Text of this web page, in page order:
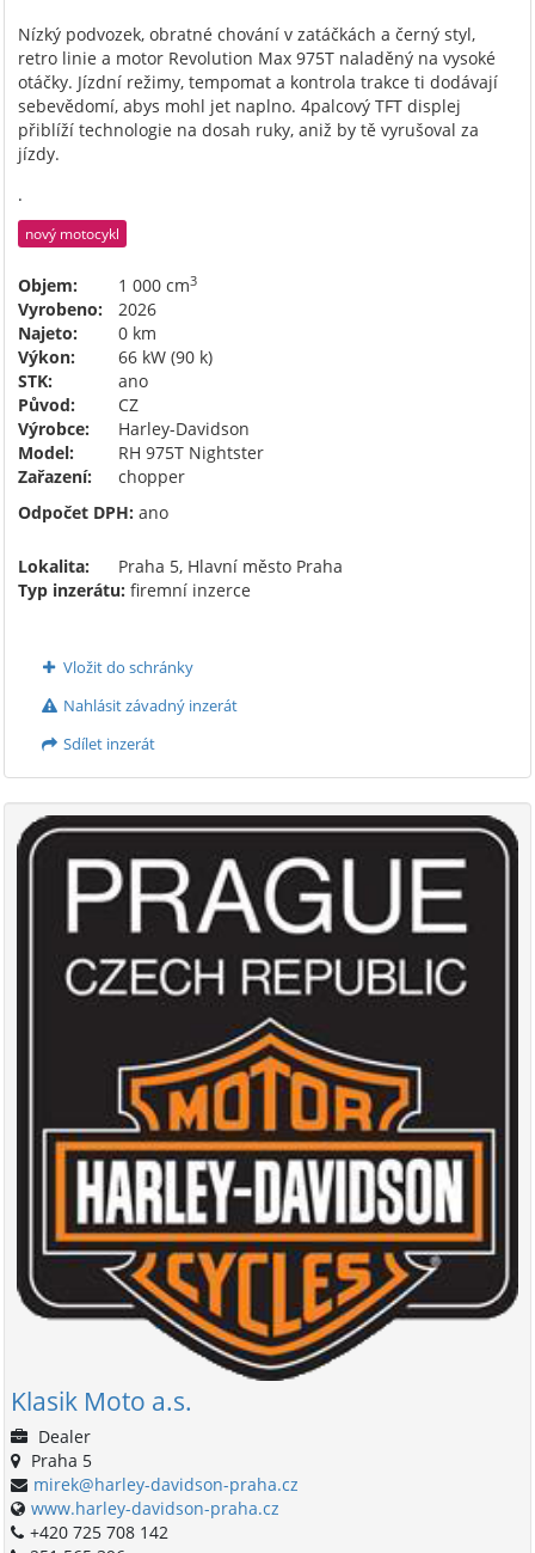
Nízký podvozek, obratné chování v zatáčkách a černý styl,
retro linie a motor Revolution Max 975T naladěný na vysoké
otáčky. Jízdní režimy, tempomat a kontrola trakce ti dodávají
sebevědomí, abys mohl jet naplno. 4palcový TFT displej
přiblíží technologie na dosah ruky, aniž by tě vyrušoval za
jízdy.
.
nový motocykl
Objem: 1 000 cm3
Vyrobeno:
2026
Najeto:
0 km
Výkon:
66 kW (90 k)
STK:
ano
Původ:
CZ
Výrobce:
Harley-Davidson
Model:
RH 975T Nightster
Zařazení:
chopper
Odpočet DPH: ano
Lokalita:
Praha 5, Hlavní město Praha
Typ inzerátu: firemní inzerce
Vložit do schránky
Nahlásit závadný inzerát
Sdílet inzerát
Klasik Moto a.s.
Dealer
Praha 5
mirek@harley-davidson-praha.cz
www.harley-davidson-praha.cz
+420 725 708 142